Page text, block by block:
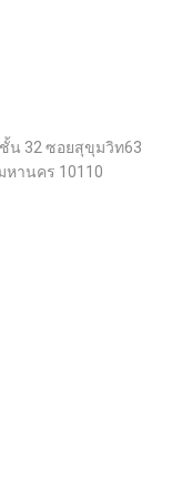
น 32 ซอยสุขุมวิท63
หานคร 10110